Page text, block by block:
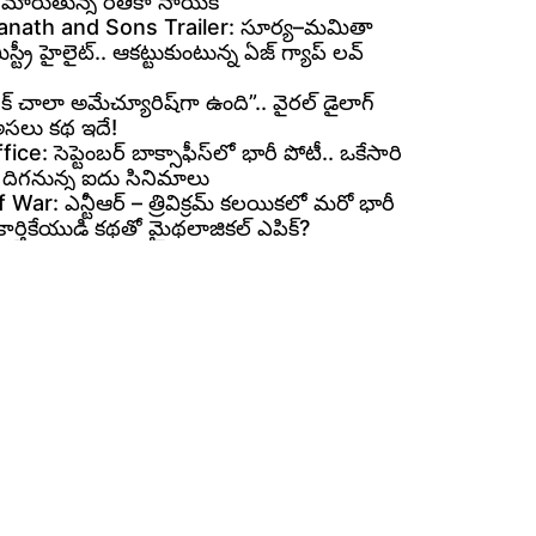
and Sons Trailer: సూర్య–మమితా
హైలైట్.. ఆకట్టుకుంటున్న ఏజ్ గ్యాప్ లవ్
చాలా అమేచ్యూరిష్‌గా ఉంది”.. వైరల్ డైలాగ్
కథ ఇదే!
సెప్టెంబర్ బాక్సాఫీస్‌లో భారీ పోటీ.. ఒకేసారి
ఐదు సినిమాలు
War: ఎన్టీఆర్ – త్రివిక్రమ్ కలయికలో మరో భారీ
కార్తికేయుడి కథతో మైథలాజికల్ ఎపిక్?